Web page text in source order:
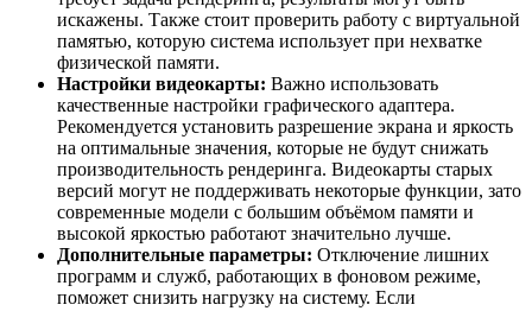
искажены. Также стоит проверить работу с виртуальной
памятью, которую система использует при нехватке
физической памяти.
Настройки видеокарты: Важно использовать
качественные настройки графического адаптера.
Рекомендуется установить разрешение экрана и яркость
на оптимальные значения, которые не будут снижать
производительность рендеринга. Видеокарты старых
версий могут не поддерживать некоторые функции, зато
современные модели с большим объёмом памяти и
высокой яркостью работают значительно лучше.
Дополнительные параметры: Отключение лишних
программ и служб, работающих в фоновом режиме,
поможет снизить нагрузку на систему. Если